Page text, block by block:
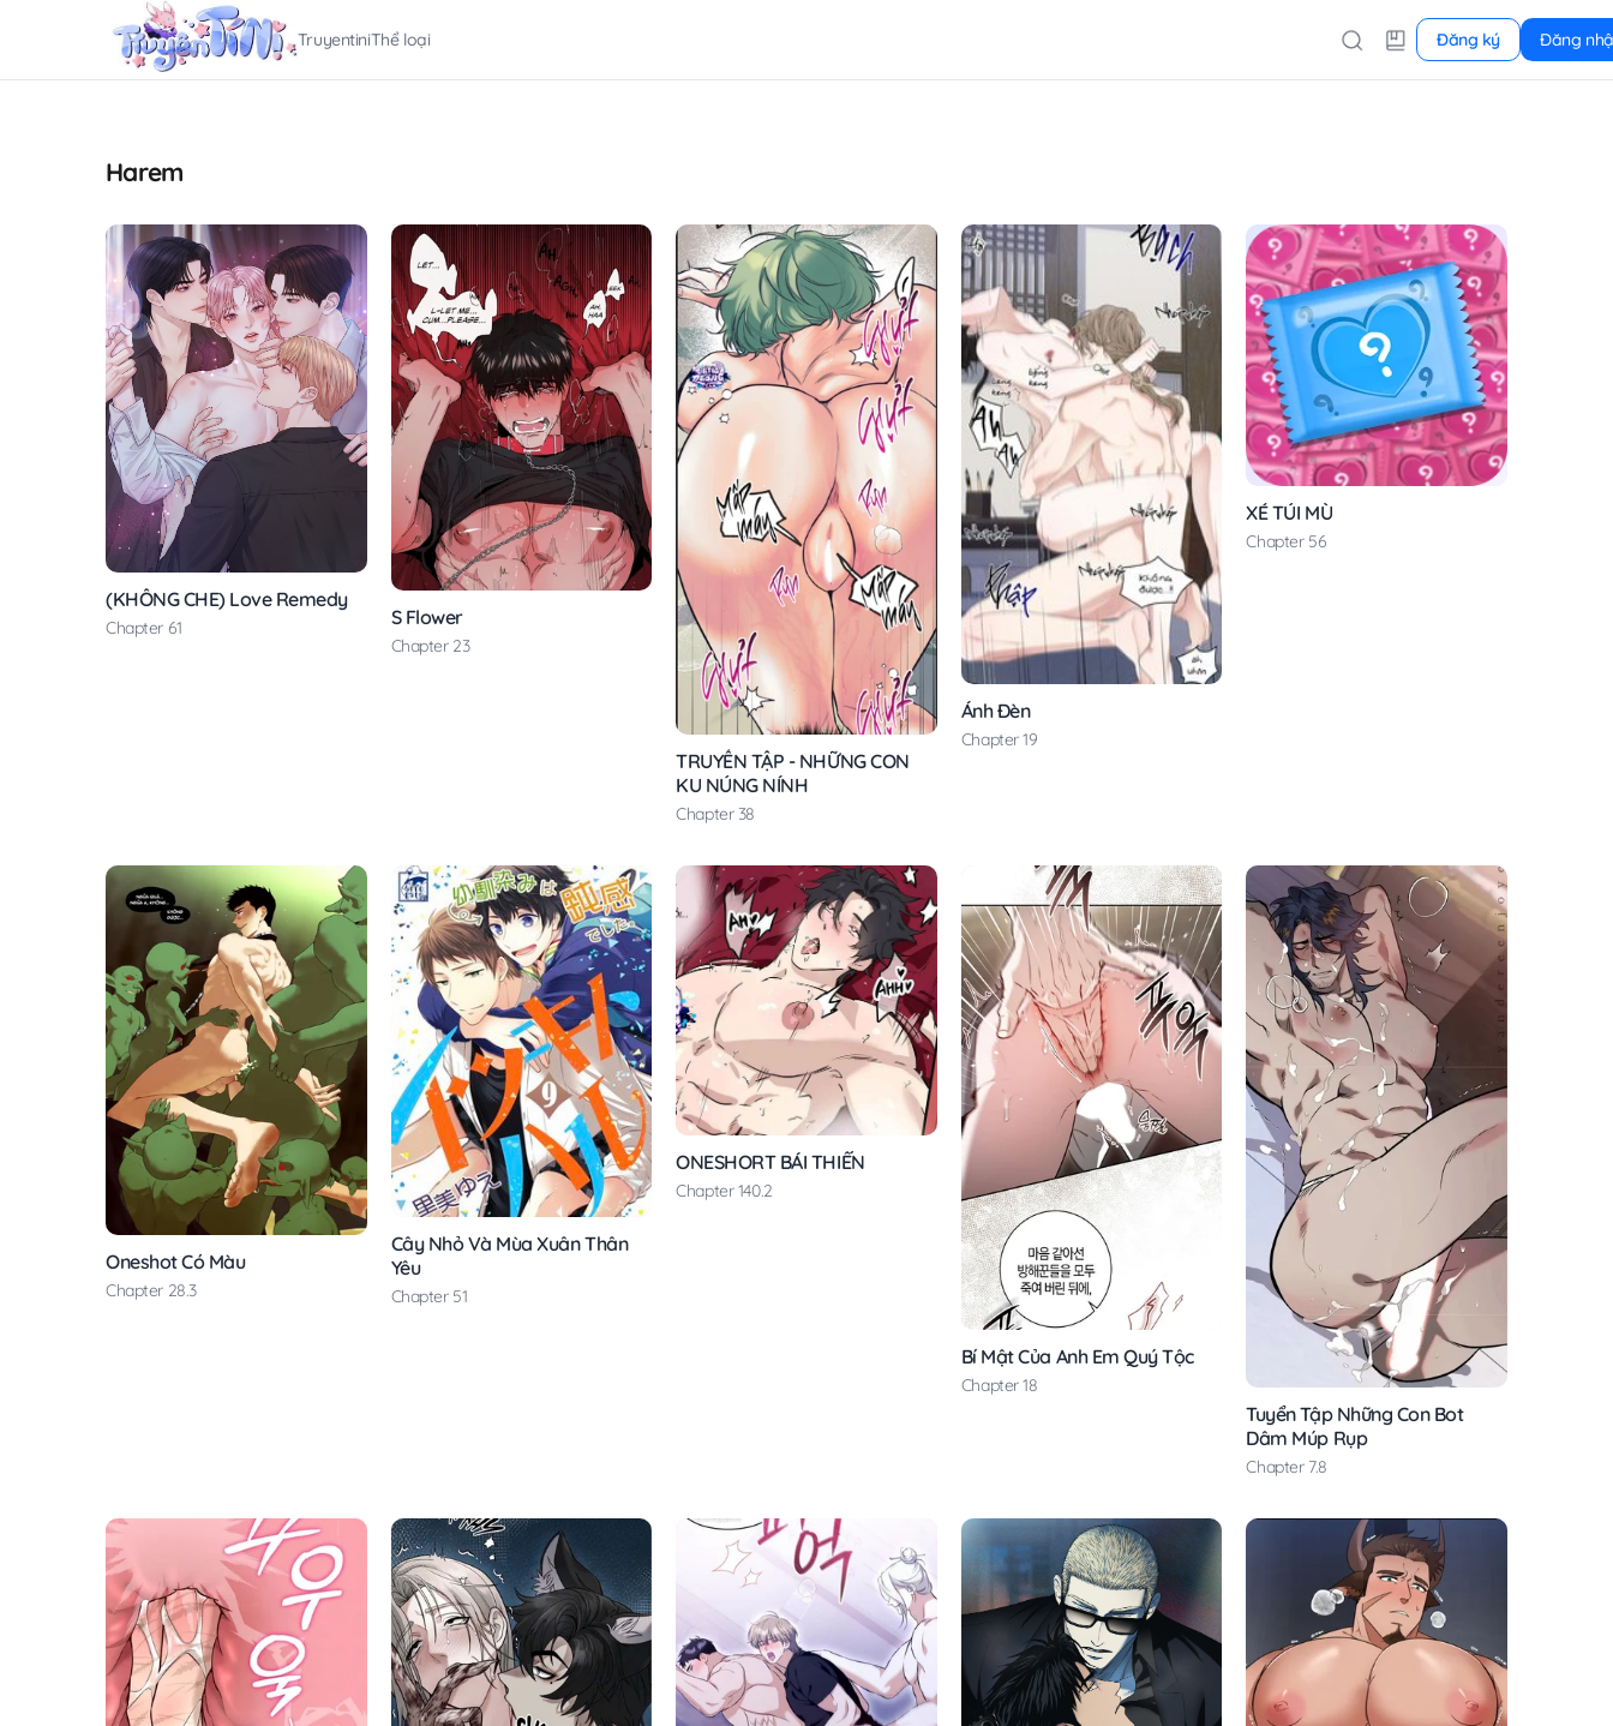
TruyentiniThể loại Đăng ký Đăng
Harem
(KHÔNG CHE) Love Remedy
Chapter 61 S Flower
Chapter 23
TRUYỂN TẬP - NHỮNG CON
KU NÚNG NÍNH
Chapter 38
Ánh Đèn
Chapter 19
XÉ TÚI MÙ
Chapter 56
Oneshot Có Màu
Chapter 28.3
Cây Nhỏ Và Mùa Xuân Thân
Yêu
Chapter 51
ONESHORT BÁI THIẾN
Chapter 140.2
Bí Mật Của Anh Em Quý Tộc
Chapter 18
Tuyển Tập Những Con Bot
Dâm Múp Rụp
Chapter 7.8